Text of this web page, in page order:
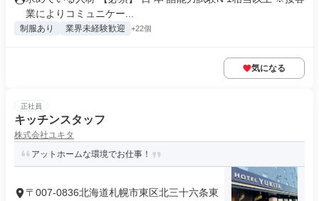
業によりコミュニケー...
制服あり 業界未経験歓迎 +22個
気になる
正社員
キッチンスタッフ
株式会社ユキタ
アットホームな環境でお仕事！
〒007-0836北海道札幌市東区北三十六条東